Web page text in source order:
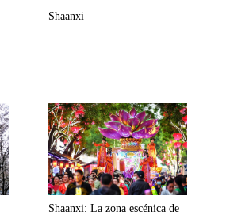
Shaanxi
Shaanxi: La zona escénica de